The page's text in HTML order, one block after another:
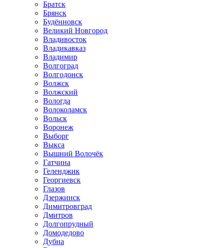
Братск
Брянск
Будённовск
Великий Новгород
Владивосток
Владикавказ
Владимир
Волгоград
Волгодонск
Волжск
Волжский
Вологда
Волоколамск
Вольск
Воронеж
Выборг
Выкса
Вышний Волочёк
Гатчина
Геленджик
Георгиевск
Глазов
Дзержинск
Димитровград
Дмитров
Долгопрудный
Домодедово
Дубна